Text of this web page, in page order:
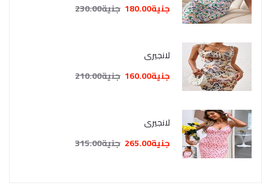
جنية180.00
جنية230.00
لانجيري
جنية160.00
جنية210.00
لانجيري
جنية265.00
جنية315.00